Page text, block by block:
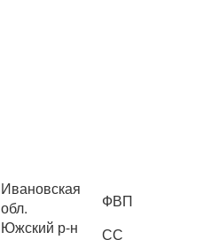
Ивановская
обл.
Южский р-н
ФВП
СС